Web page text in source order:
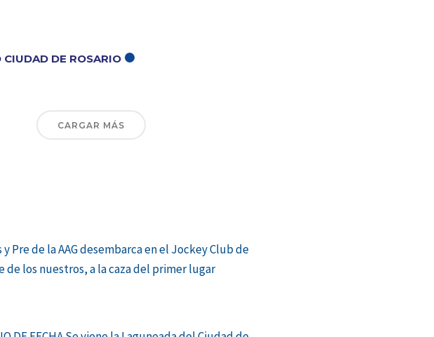
DE ROSARIO
CARGAR MÁS
Pre de la AAG desembarca en el Jockey Club de
de los nuestros, a la caza del primer lugar